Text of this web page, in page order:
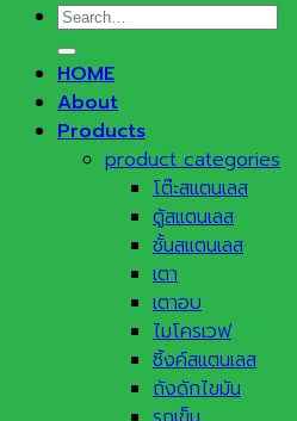
Search
for:
HOME
About
Products
product categories
โต๊ะสแตนเลส
ตู้สแตนเลส
ชั้นสแตนเลส
เตา
เตาอบ
ไมโครเวฟ
ซิ้งค์สแตนเลส
ถังดักไขมัน